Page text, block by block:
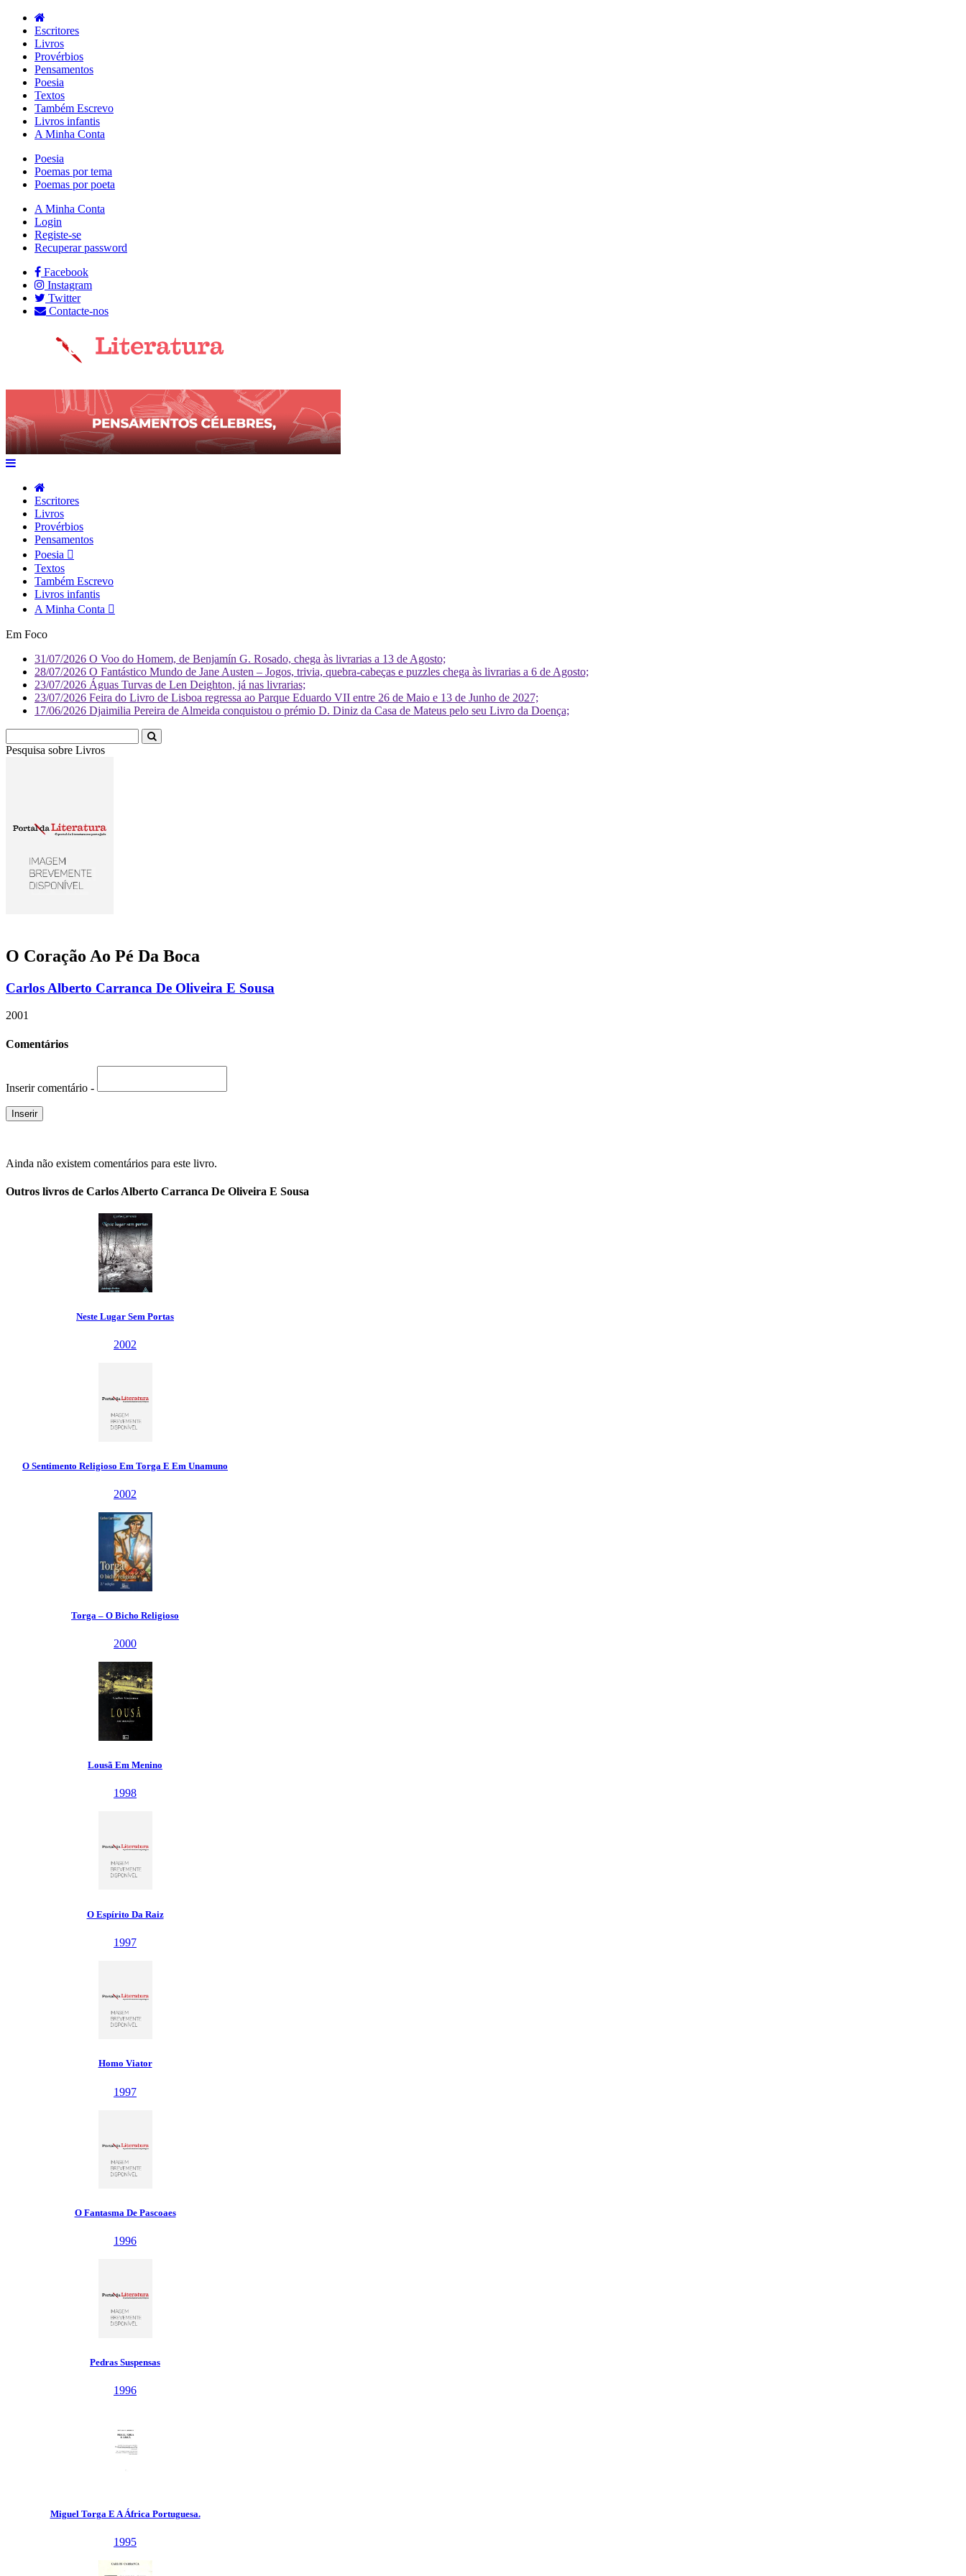
Escritores
Livros
Provérbios
Pensamentos
Poesia
Textos
Também Escrevo
Livros infantis
A Minha Conta
Poesia
Poemas por tema
Poemas por poeta
A Minha Conta
Login
Registe-se
Recuperar password
Facebook
Instagram
Twitter
Contacte-nos
Escritores
Livros
Provérbios
Pensamentos
Poesia
Textos
Também Escrevo
Livros infantis
A Minha Conta
Em Foco
31/07/2026 O Voo do Homem, de Benjamín G. Rosado, chega às livrarias a 13 de Agosto;
28/07/2026 O Fantástico Mundo de Jane Austen – Jogos, trivia, quebra-cabeças e puzzles chega às livrarias a 6 de Agosto;
23/07/2026 Águas Turvas de Len Deighton, já nas livrarias;
23/07/2026 Feira do Livro de Lisboa regressa ao Parque Eduardo VII entre 26 de Maio e 13 de Junho de 2027;
17/06/2026 Djaimilia Pereira de Almeida conquistou o prémio D. Diniz da Casa de Mateus pelo seu Livro da Doença;
Pesquisa sobre Livr
O Coração Ao Pé Da Boca
Carlos Alberto Carranca De Oliveira E Sousa
2001
Comentários
Inserir comentário -
Ainda não existem comentários para este livro.
Outros livros de Carlos Alberto Carranca De Oliveira E Sousa
Neste Lugar Sem Portas
2002
O Sentimento Religioso Em Torga E Em Unamuno
2002
Torga – O Bicho Religioso
2000
Lousã Em Menino
1998
O Espírito Da Raiz
1997
Homo Viator
1997
O Fantasma De Pascoaes
1996
Pedras Suspensas
1996
Miguel Torga E A África Portuguesa.
1995